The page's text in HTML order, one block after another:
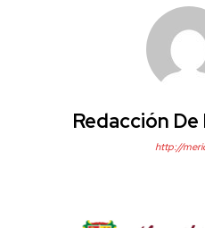
Redacción
http://